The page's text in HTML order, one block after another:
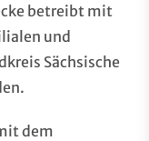
betreibt mit
und
Sächsische
dem